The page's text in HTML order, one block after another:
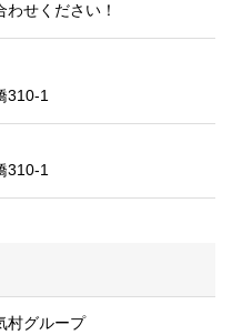
せください！
310-1
310-1
村グループ